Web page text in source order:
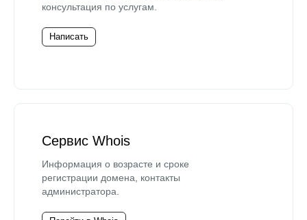
консультация по услугам.
Написать
Сервис Whois
Информация о возрасте и сроке
регистрации домена, контакты
администратора.